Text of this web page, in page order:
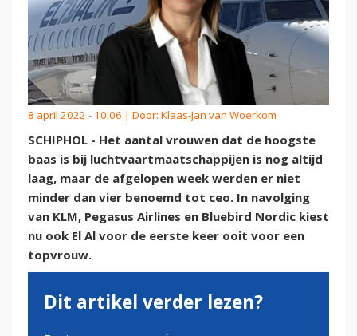
8 april 2022 - 10:06 | Door: Klaas-Jan van Woerkom
SCHIPHOL - Het aantal vrouwen dat de hoogste
baas is bij luchtvaartmaatschappijen is nog altijd
laag, maar de afgelopen week werden er niet
minder dan vier benoemd tot ceo. In navolging
van KLM, Pegasus Airlines en Bluebird Nordic kiest
nu ook El Al voor de eerste keer ooit voor een
topvrouw.
Dit artikel verder lezen?